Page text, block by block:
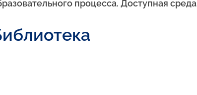
процесса. Доступная среда